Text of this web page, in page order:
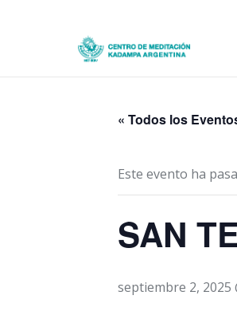
« Todos los
Este evento ha
SAN
septiembre 2, 2025